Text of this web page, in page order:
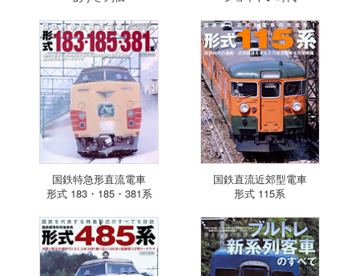
国鉄特急形直流電車
形式 183・185・381系
国鉄直流近郊型電車
形式 115系